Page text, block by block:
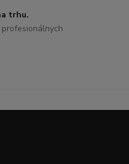
trhu.